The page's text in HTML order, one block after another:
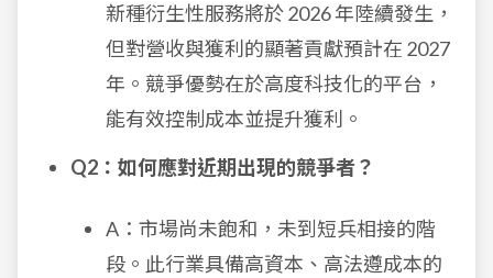
新種衍生性服務將於 2026 年陸續發生，
但對營收與獲利的顯著貢獻預計在 2027
年。競爭優勢在於高度科技化的平台，
能有效控制成本並提升獲利。
Q2：如何應對近期出現的競爭者？
A：市場尚未飽和，未到短兵相接的階
段。此行業具備高資本、高法遵成本的